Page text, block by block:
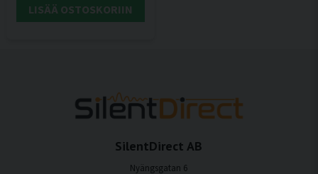
LISÄÄ OSTOSKORIIN
SilentDirect AB
Nyängsgatan 6